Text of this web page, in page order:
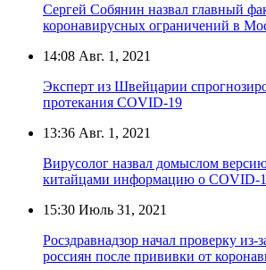
Сергей Собянин назвал главный
коронавирусных ограничений в
14:08 Авг. 1, 2021
Эксперт из Швейцарии
протекания COVID-19
13:36 Авг. 1, 2021
Вирусолог назвал домыслом
китайцами информацию о COVID-
15:30 Июль 31, 2021
Росздравнадзор начал проверку из-
россиян после прививки от